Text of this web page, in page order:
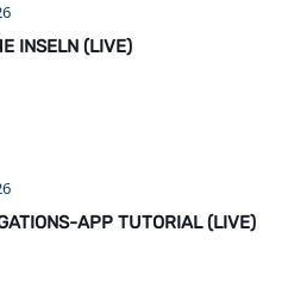
INSELN (LIVE)
APP TUTORIAL (LIVE)